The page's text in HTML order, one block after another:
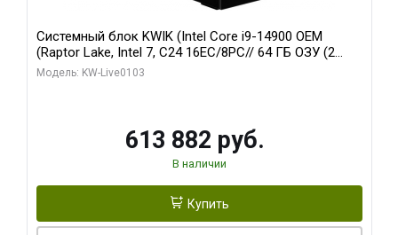
Системный блок KWIK (Intel Core i9-14900 OEM
(Raptor Lake, Intel 7, C24 16EC/8PC// 64 ГБ ОЗУ (2
модуля)/ Afox RTX4090 24GB GDDR6X 384-Bit 3xDP
Модель: KW-Live0103
613 882 руб.
В наличии
Купить